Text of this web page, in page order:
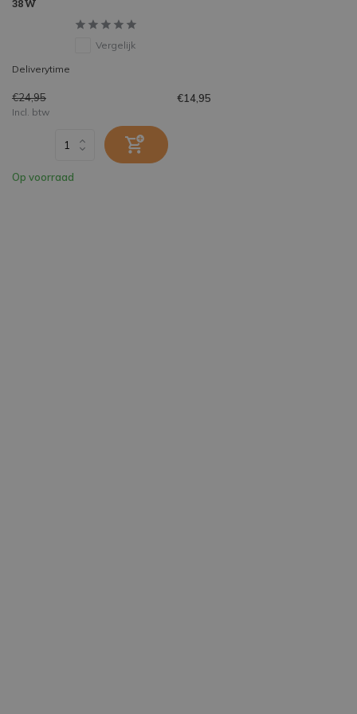
38W
Vergelijk
Deliverytime
€24,95 €14,95
Incl. btw
Op voorraad